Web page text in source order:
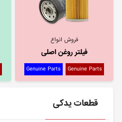
فروش انواع
فیلتر روغن اصلی
Genuine Parts
Genuine Parts
قطعات یدکی